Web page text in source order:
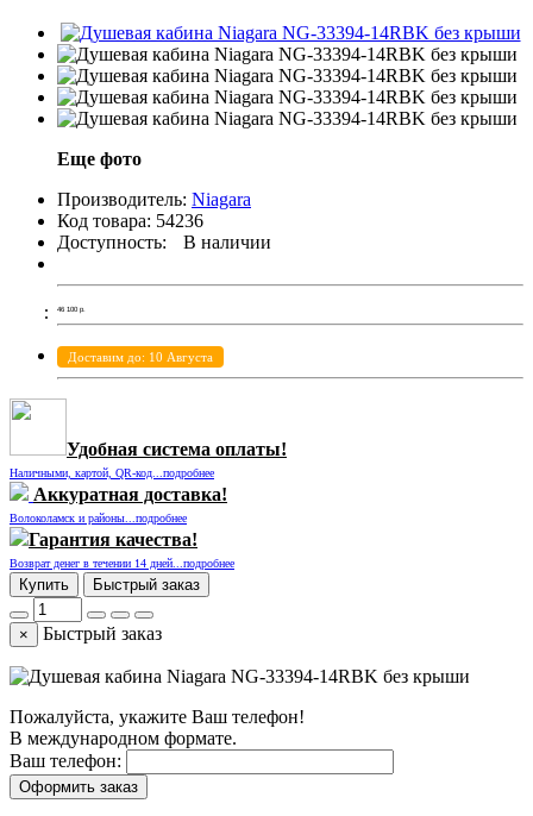
Еще фото
Производитель: Niagara
Код товара: 54236
Доступность:
В наличии
46 100 р.
Доставим до: 10 Августа
Удобная система оплаты!
Наличными, картой, QR-код...подробнее
Аккуратная доставка!
Волоколамск и районы...подробнее
Гарантия качества!
Возврат денег в течении 14 дней...подробнее
Купить Быстрый заказ
× Быстрый заказ
Пожалуйста, укажите Ваш телефон!
В международном формате.
Ваш телефон:
Оформить заказ